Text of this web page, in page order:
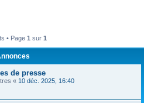
• Page 1 sur 1
de presse
« 10 déc. 2025, 16:40